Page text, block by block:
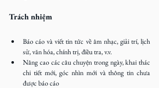
Trách nhiệm
Báo cáo và viết tin tức về âm nhạc, giải trí, lịch
sử, văn hóa, chính trị, điều tra, v.v.
Nâng cao các câu chuyện trong ngày, khai thác
chi tiết mới, góc nhìn mới và thông tin chưa
được báo cáo